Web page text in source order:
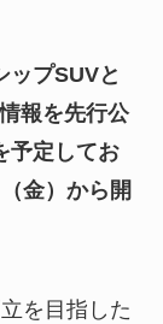
ップSUVと
報を先行公
予定してお
金）から開
を目指した